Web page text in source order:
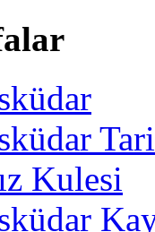
Kulesi